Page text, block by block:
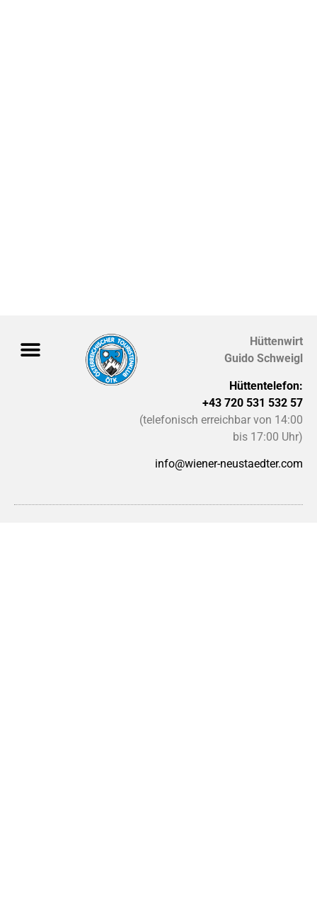
Hüttenwirt
Guido Schweigl
Hüttentelefon:
+43 720 531 532 57
(telefonisch erreichbar von 14:00
bis 17:00 Uhr)
info@wiener-neustaedter.com